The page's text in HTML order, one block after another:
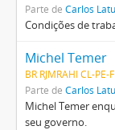
Parte de Carlos
Condições de
Michel Temer
BR RJMRAHI CL-PE-
Parte de Carlos
Michel Temer
seu governo.